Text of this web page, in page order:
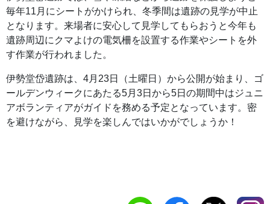
毎年11月にシートがかけられ、冬季間は遺跡の見学が中止
となります。来場者に安心して見学してもらおうと今年も
遺跡周辺にクマよけの電気柵を設置する作業やシートを外
す作業が行われました。
伊勢堂岱遺跡は、4月23日（土曜日）から公開が始まり、ゴ
ールデンウィークにあたる5月3日から5日の期間中はジュニ
アボランティアがガイドを務める予定となっています。密
を避けながら、見学を楽しんではいかがでしょうか！